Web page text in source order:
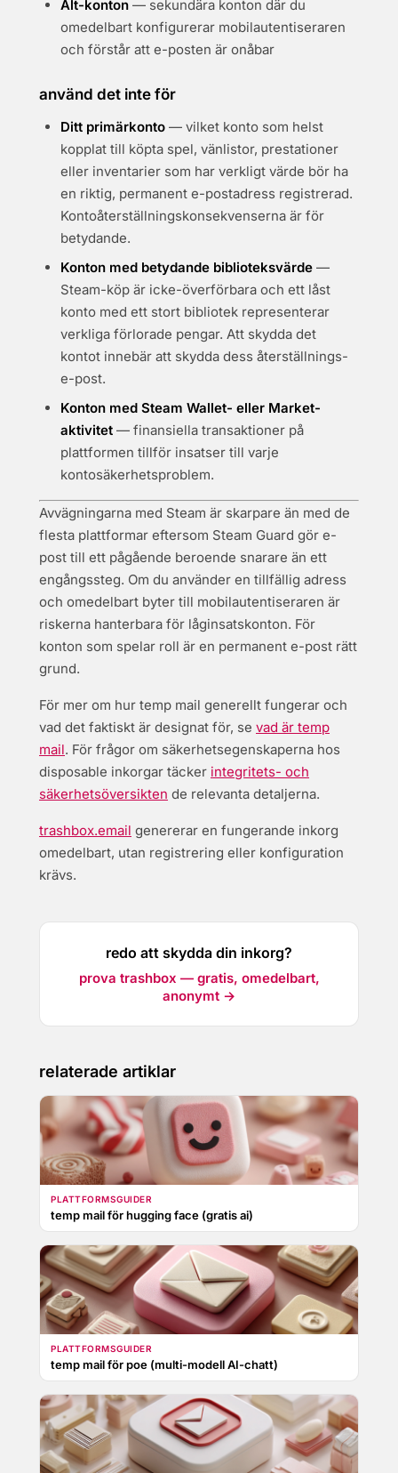
Alt-konton — sekundära konton där du
omedelbart konfigurerar mobilautentiseraren
och förstår att e-posten är onåbar
använd det inte för
Ditt primärkonto — vilket konto som helst
kopplat till köpta spel, vänlistor, prestationer
eller inventarier som har verkligt värde bör ha
en riktig, permanent e-postadress registrerad.
Kontoåterställningskonsekvenserna är för
betydande.
Konton med betydande biblioteksvärde —
Steam-köp är icke-överförbara och ett låst
konto med ett stort bibliotek representerar
verkliga förlorade pengar. Att skydda det
kontot innebär att skydda dess återställnings-
e-post.
Konton med Steam Wallet- eller Market-
aktivitet — finansiella transaktioner på
plattformen tillför insatser till varje
kontosäkerhetsproblem.
Avvägningarna med Steam är skarpare än med de
flesta plattformar eftersom Steam Guard gör e-
post till ett pågående beroende snarare än ett
engångssteg. Om du använder en tillfällig adress
och omedelbart byter till mobilautentiseraren är
riskerna hanterbara för låginsatskonton. För
konton som spelar roll är en permanent e-post rätt
grund.
För mer om hur temp mail generellt fungerar och
vad det faktiskt är designat för, se vad är temp
mail. För frågor om säkerhetsegenskaperna hos
disposable inkorgar täcker integritets- och
säkerhetsöversikten de relevanta detaljerna.
trashbox.email genererar en fungerande inkorg
omedelbart, utan registrering eller konfiguration
krävs.
redo att skydda din inkorg?
prova trashbox — gratis, omedelbart,
anonymt →
relaterade artiklar
PLATTFORMSGUIDER
temp mail för hugging face (gratis ai)
PLATTFORMSGUIDER
temp mail för poe (multi-modell AI-chatt)